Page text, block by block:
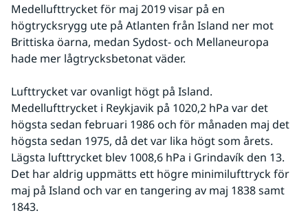
Medellufttrycket för maj 2019 visar på en
högtrycksrygg ute på Atlanten från Island ner mot
Brittiska öarna, medan Sydost- och Mellaneuropa
hade mer lågtrycksbetonat väder.
Lufttrycket var ovanligt högt på Island.
Medellufttrycket i Reykjavik på 1020,2 hPa var det
högsta sedan februari 1986 och för månaden maj det
högsta sedan 1975, då det var lika högt som årets.
Lägsta lufttrycket blev 1008,6 hPa i Grindavík den 13.
Det har aldrig uppmätts ett högre minimilufttryck för
maj på Island och var en tangering av maj 1838 samt
1843.